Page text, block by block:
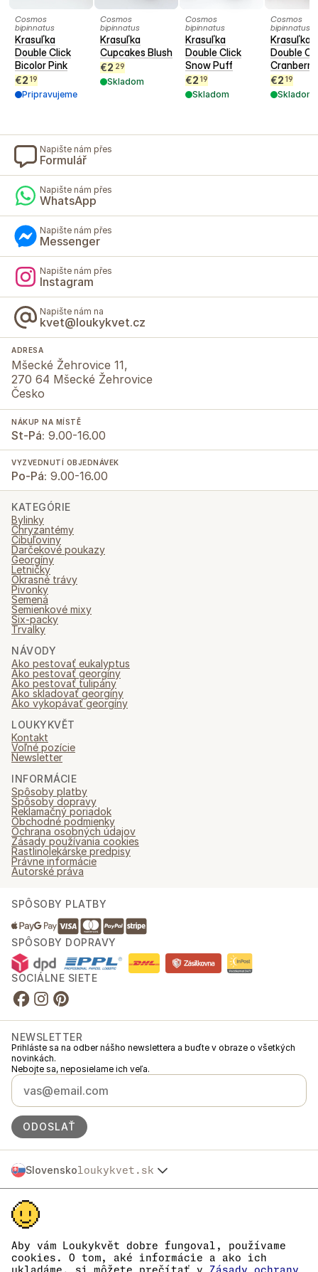
Aby vám Loukykvět dobre fungoval, používame
cookies. O tom, aké informácie a ako ich
Cosmos
bipinnatus
Krasuľka
Double Click
Bicolor Pink
€2 19
Pripravujeme
Cosmos
bipinnatus
Krasuľka
Cupcakes Blush
€2 29
Skladom
Cosmos
bipinnatus
Krasuľka
Double Click
Snow Puff
€2 19
Skladom
Cosmos
bipinnatus
Krasuľka
Double
€2 19
Skladom
Napište nám přes
Formulář
Napište nám přes
WhatsApp
Napište nám přes
Messenger
Napište nám přes
Instagram
Napište nám na
kvet@loukykvet.cz
ADRESA
Mšecké Žehrovice 11,
270 64 Mšecké Žehrovice
Česko
NÁKUP NA MÍSTĚ
St-Pá: 9.00-16.00
VYZVEDNUTÍ OBJEDNÁVEK
Po-Pá: 9.00-16.00
KATEGÓRIE
Bylinky
Chryzantémy
Cibuľoviny
Darčekové poukazy
Georgíny
Letničky
Okrasné trávy
Pivonky
Semená
Semienkové mixy
Six-packy
Trvalky
NÁVODY
Ako pestovať eukalyptus
Ako pestovať georgíny
Ako pestovať tulipány
Ako skladovať georgíny
Ako vykopávať georgíny
LOUKYKVĚT
Kontakt
Voľné pozície
Newsletter
INFORMÁCIE
Spôsoby platby
Spôsoby dopravy
Reklamačný poriadok
Obchodné podmienky
Ochrana osobných údajov
Zásady používania cookies
Rastlinolekárske predpisy
Právne informácie
Autorské práva
SPÔSOBY PLATBY
SPÔSOBY DOPRAVY
SOCIÁLNE SIETE
NEWSLETTER
Prihláste sa na odber nášho newslettera a buďte v obraze o všetkých
novinkách.
Nebojte sa, neposielame ich veľa.
ODOSLAŤ
Slovenskoloukykvet.sk
Česko
Polska
Österreich
Deutschland
France
België
Spoločnosť Loukykvět s.r.o. je zapísaná v Obchodnom registri
Mestského súdu v Prahe, oddiel C, vložka 268616.
EKF00180493.
Pre vydávanie rastlinolekárskych pasov používame registračné číslo
0636.